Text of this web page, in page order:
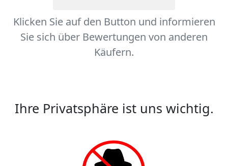
Klicken Sie auf den Button und informieren
Sie sich über Bewertungen von anderen
Käufern.
Ihre Privatsphäre ist uns wichtig.